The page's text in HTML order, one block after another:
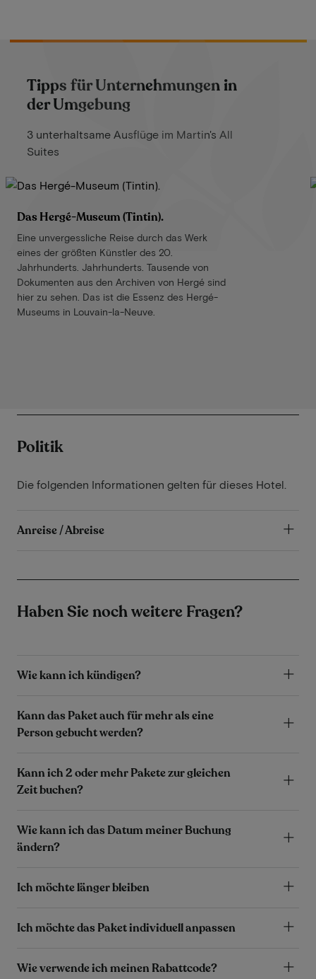
Tipps für Unternehmungen in
der Umgebung
3 unterhaltsame Ausflüge im Martin's All
Suites
Das Hergé-Museum (Tintin).
Eine unvergessliche Reise durch das Werk
eines der größten Künstler des 20.
Jahrhunderts. Jahrhunderts. Tausende von
Dokumenten aus den Archiven von Hergé sind
hier zu sehen. Das ist die Essenz des Hergé-
Museums in Louvain-la-Neuve.
Politik
Die folgenden Informationen gelten für dieses Hotel.
Anreise / Abreise
Haben Sie noch weitere Fragen?
Wie kann ich kündigen?
Kann das Paket auch für mehr als eine
Person gebucht werden?
Kann ich 2 oder mehr Pakete zur gleichen
Zeit buchen?
Wie kann ich das Datum meiner Buchung
ändern?
Ich möchte länger bleiben
Ich möchte das Paket individuell anpassen
Wie verwende ich meinen Rabattcode?